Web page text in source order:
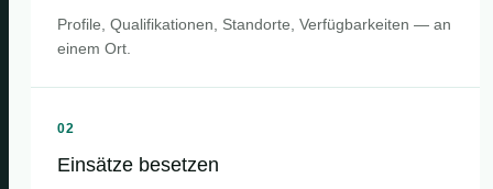
Profile, Qualifikationen, Standorte, Verfügbarkeiten — an
einem Ort.
02
Einsätze besetzen